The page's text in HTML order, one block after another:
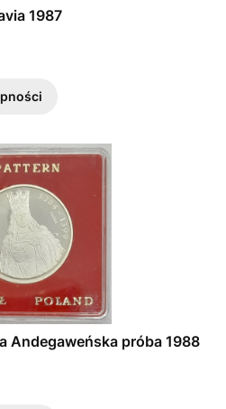
1987
próba 1988